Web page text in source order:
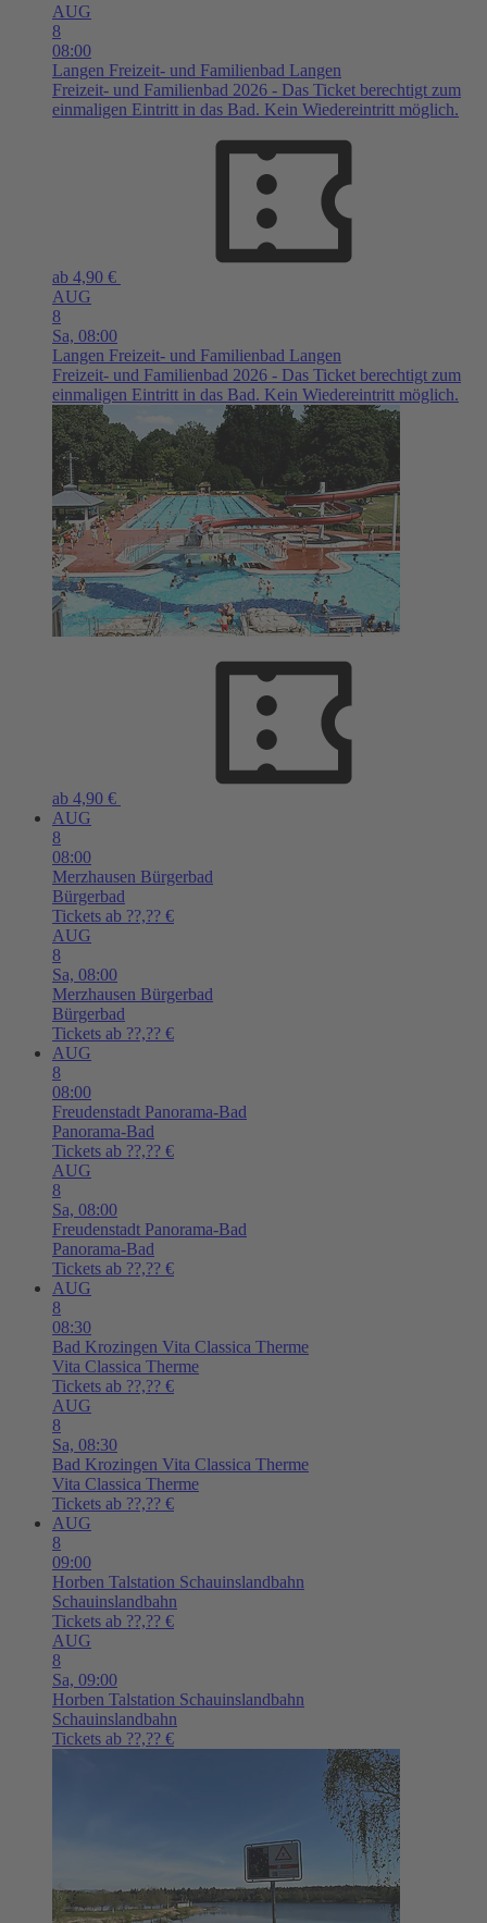
AUG
8
08:00
Langen Freizeit- und Familienbad Langen
Freizeit- und Familienbad 2026 - Das Ticket berechtigt zum
einmaligen Eintritt in das Bad. Kein Wiedereintritt möglich.
ab 4,90 €
AUG
8
Sa, 08:00
Langen Freizeit- und Familienbad Langen
Freizeit- und Familienbad 2026 - Das Ticket berechtigt zum
einmaligen Eintritt in das Bad. Kein Wiedereintritt möglich.
ab 4,90 €
AUG
8
08:00
Merzhausen Bürgerbad
Bürgerbad
Tickets ab ??,?? €
AUG
8
Sa, 08:00
Merzhausen Bürgerbad
Bürgerbad
Tickets ab ??,?? €
AUG
8
08:00
Freudenstadt Panorama-Bad
Panorama-Bad
Tickets ab ??,?? €
AUG
8
Sa, 08:00
Freudenstadt Panorama-Bad
Panorama-Bad
Tickets ab ??,?? €
AUG
8
08:30
Bad Krozingen Vita Classica Therme
Vita Classica Therme
Tickets ab ??,?? €
AUG
8
Sa, 08:30
Bad Krozingen Vita Classica Therme
Vita Classica Therme
Tickets ab ??,?? €
AUG
8
09:00
Horben Talstation Schauinslandbahn
Schauinslandbahn
Tickets ab ??,?? €
AUG
8
Sa, 09:00
Horben Talstation Schauinslandbahn
Schauinslandbahn
Tickets ab ??,?? €